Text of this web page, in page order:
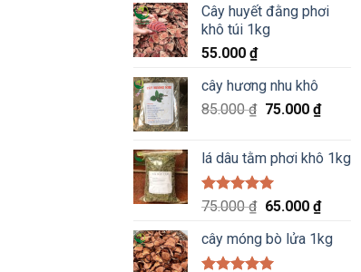
Cây huyết đằng phơi
khô túi 1kg
55.000 ₫
cây hương nhu khô
85.000₫ Giá
85.000 ₫.
75.000 ₫Giá
là:
lá dâu tằm phơi khô 1kg
Được xếp
5.00
5 sao
75.000₫ Giá
là:
75.000 ₫.
65.000 ₫Giá
tại
cây móng bò lửa 1kg